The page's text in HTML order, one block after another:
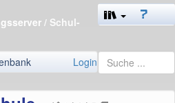
/ Schul-
Login